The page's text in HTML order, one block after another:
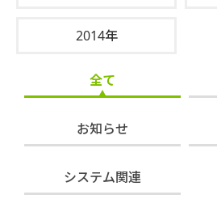
2014年
全て
お知らせ
システム関連